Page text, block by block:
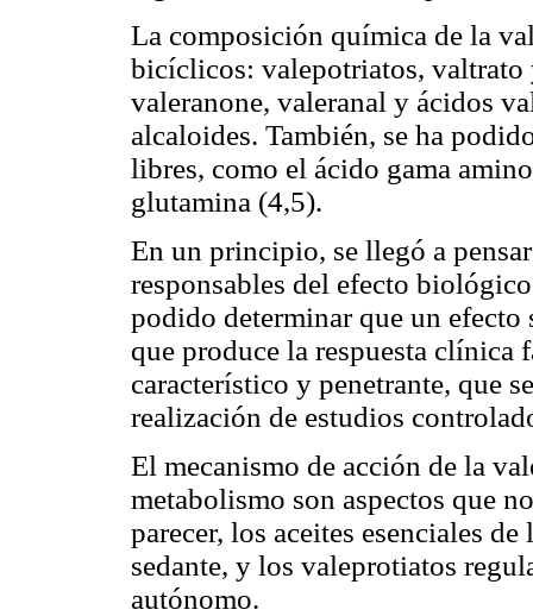
La composición química de la
bicíclicos: valepotriatos,
valeranone, valeranal y ácidos
alcaloides. También, se ha
libres, como el ácido gama
glutamina (4,5).
En un principio, se llegó a
responsables del efecto
podido determinar que un efecto
que produce la respuesta
característico y penetrante, que
realización de estudios
El mecanismo de acción de la
metabolismo son aspectos que
parecer, los aceites esenciales
sedante, y los valeprotiatos
autónomo.